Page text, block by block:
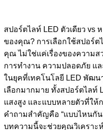
สปอร์ตไลท์ LED ตัวเดียว vs
ของคุณ? การเลือกใช้สปอร์ต
คุณ ไม่ใช่แค่เรื่องของความส
การทำงาน ความปลอดภัย แ
ในยุคที่เทคโนโลยี LED พัฒน
เลือกมากมาย ทั้งสปอร์ตไลท์
แสงสูง และแบบหลายตัวที่ให้
คำถามสำคัญคือ “แบบไหนกั
บทความนี้จะช่วยคุณวิเคราะ